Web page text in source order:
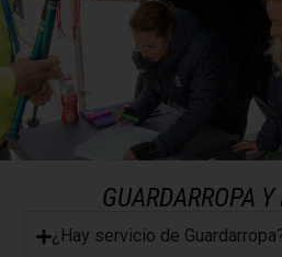
GUARDARROPA
¿Hay servicio de